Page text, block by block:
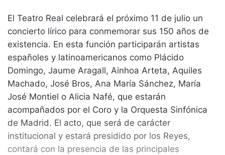
El Teatro Real celebrará el próximo 11 de julio un
concierto lírico para conmemorar sus 150 años de
existencia. En esta función participarán artistas
españoles y latinoamericanos como Plácido
Domingo, Jaume Aragall, Ainhoa Arteta, Aquiles
Machado, José Bros, Ana María Sánchez, María
José Montiel o Alicia Nafé, que estarán
acompañados por el Coro y la Orquesta Sinfónica
de Madrid. El acto, que será de carácter
institucional y estará presidido por los Reyes,
contará con la presencia de las principales